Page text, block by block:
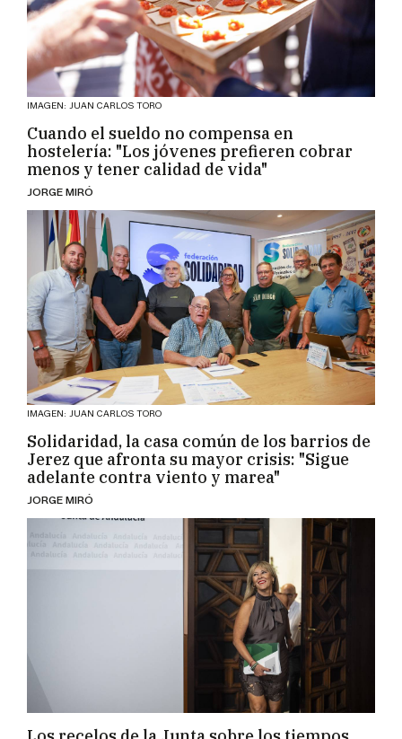
IMAGEN: JUAN CARLOS TORO
Cuando el sueldo no compensa en
hostelería: "Los jóvenes prefieren cobrar
menos y tener calidad de vida"
JORGE MIRÓ
IMAGEN: JUAN CARLOS TORO
Solidaridad, la casa común de los barrios de
Jerez que afronta su mayor crisis: "Sigue
adelante contra viento y marea"
JORGE MIRÓ